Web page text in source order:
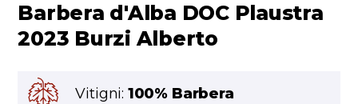
Barbera d'Alba DOC Plaustra
2023 Burzi Alberto
Vitigni: 100% Barbera